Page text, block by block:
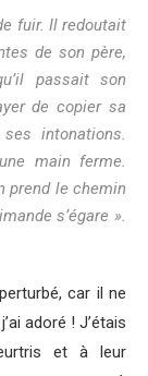
fuir. Il redoutait
de son père,
passait son
de copier sa
intonations.
main ferme.
prend le chemin
s’égare ».
car il ne
adoré ! J’étais
et à leur